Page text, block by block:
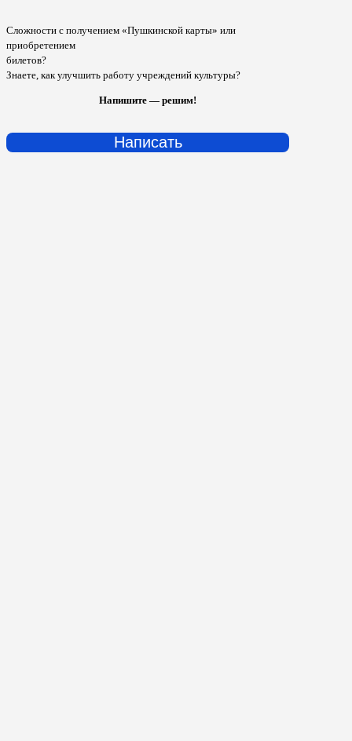
Сложности с получением «Пушкинской карты» или
приобретением
билетов?
Знаете, как улучшить работу учреждений культуры?
Напишите — решим!
Написать